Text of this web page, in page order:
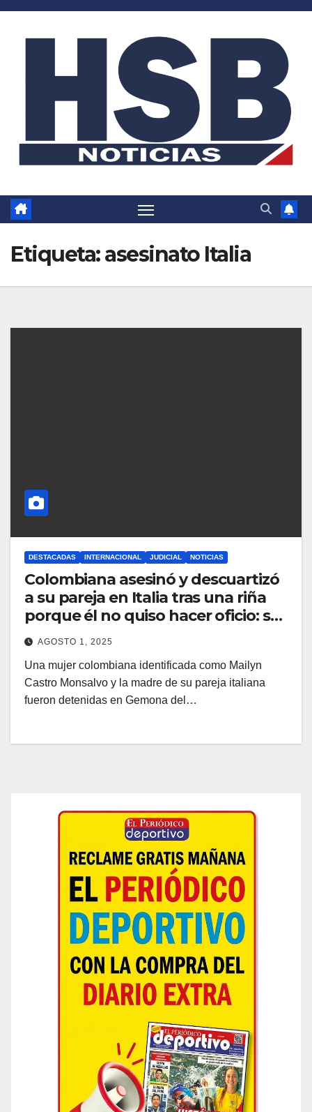
Saltar
Etiqueta:asesinato Italia
DESTACADAS INTERNACIONAL JUDICIAL NOTICIAS
Colombiana asesinó y descuartizó
a su pareja en Italia tras una riña
porque él no quiso hacer oficio: su
suegra fue cómplice
AGOSTO 1, 2025
Una mujer colombiana identificada como Mailyn
Castro Monsalvo y la madre de su pareja italiana
fueron detenidas en Gemona del…